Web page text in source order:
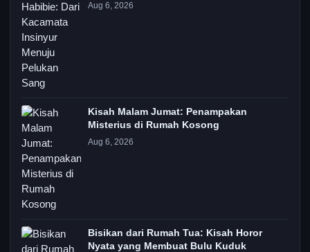
Aug 6, 2026
Kisah Malam Jumat: Penampakan
Misterius di Rumah Kosong
Aug 6, 2026
Bisikan dari Rumah Tua: Kisah Horor
Nyata yang Membuat Bulu Kuduk